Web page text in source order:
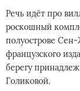
Речь идёт про
роскошный
полуострове
французского
берегу
Голиковой.